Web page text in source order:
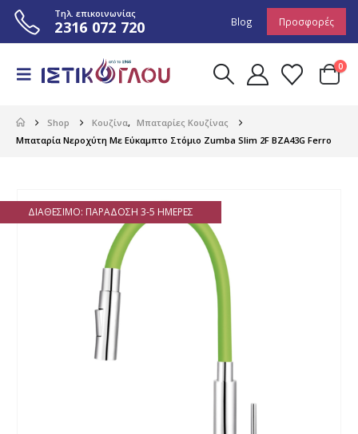
Τηλ. επικοινωνίας
2316 072 720 Blog Προσφορές
0
Shop Κουζίνα, Μπαταρίες Κουζίνας
Μπαταρία Νεροχύτη Με Εύκαμπτο Στόμιο Zumba Slim 2F ΒΖΑ43G Ferro
ΔΙΑΘΈΣΙΜΟ: ΠΑΡΆΔΟΣΗ 3-5 ΗΜΈΡΕΣ